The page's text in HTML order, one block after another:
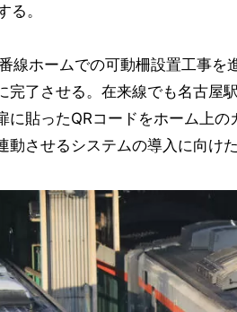
る。
線ホームでの可動柵設置工事を
完了させる。在来線でも名古屋
に貼ったQRコードをホーム上の
動させるシステムの導入に向けた